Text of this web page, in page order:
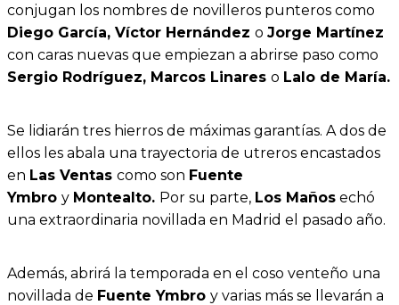
conjugan los nombres de novilleros punteros como
Diego García, Víctor Hernández o Jorge Martínez
con caras nuevas que empiezan a abrirse paso como
Sergio Rodríguez, Marcos Linares o Lalo de María.
Se lidiarán tres hierros de máximas garantías. A dos de
ellos les abala una trayectoria de utreros encastados
en Las Ventas como son Fuente
Ymbro y Montealto. Por su parte, Los Maños echó
una extraordinaria novillada en Madrid el pasado año.
Además, abrirá la temporada en el coso venteño una
novillada de Fuente Ymbro y varias más se llevarán a